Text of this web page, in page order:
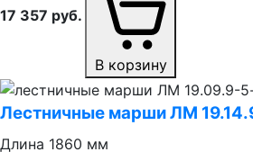
17 357 руб.
В корзину
Лестничные марши ЛМ
Длина 1860 мм